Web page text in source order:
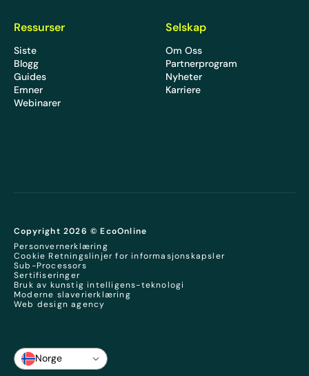
Ressurser
Siste
Blogg
Guides
Emner
Webinarer
Selskap
Om Oss
Partnerprogram
Nyheter
Karriere
Copyright 2026 © EcoOnline
Personvernerklæring
Cookie Retningslinjer for informasjonskapsler
Sub-Processors
Sertifiseringer
Bruk av kunstig intelligens-teknologi
Moderne slaverierklæring
Web design agency
Norge